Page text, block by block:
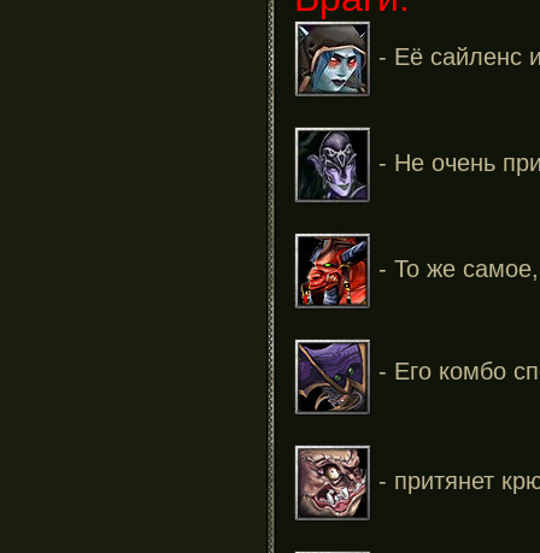
- Её сайленс
- Не очень
- То же
- Его комбо
- притянет